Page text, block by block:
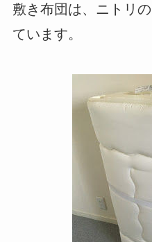
敷き布団は、ニトリ
ています。